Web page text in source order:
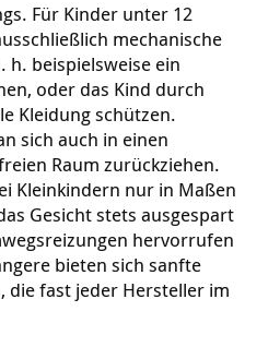
Für Kinder unter 12
mechanische
h. beispielsweise ein
oder das Kind durch
Kleidung schützen.
sich auch in einen
Raum zurückziehen.
Kleinkindern nur in Maßen
Gesicht stets ausgespart
hervorrufen
bieten sich sanfte
fast jeder Hersteller im